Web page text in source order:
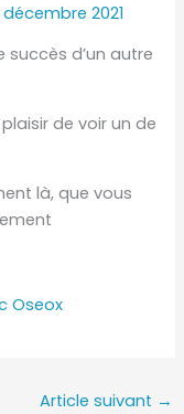
décembre 2021
succès d’un autre
de voir un de
là, que vous
Oseox
Article suivant →